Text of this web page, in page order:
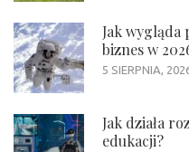
Jak wygląda
biznes w
5 SIERPNIA,
Jak działa
edukacji?